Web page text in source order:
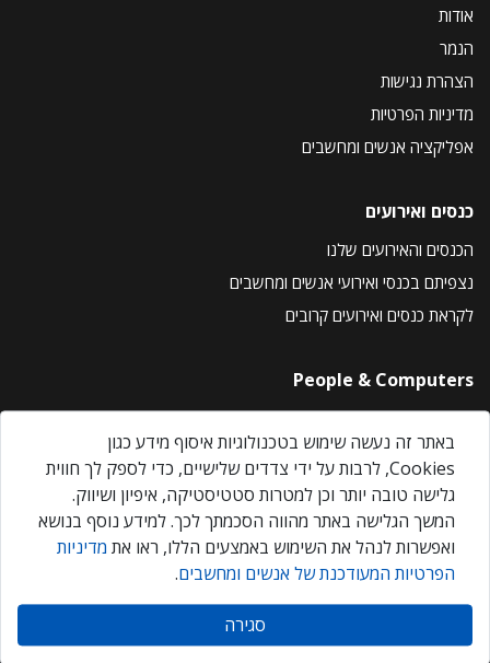
אודות
הנמר
הצהרת נגישות
מדיניות הפרטיות
אפליקציה אנשים ומחשבים
כנסים ואירועים
הכנסים והאירועים שלנו
נצפיתם בכנסי ואירועי אנשים ומחשבים
לקראת כנסים ואירועים קרובים
People & Computers
About Us
Privacy Policy
Contact Us
Our Events
אנשים ומחשבים © 2026 – כל הזכויות שמורות
באתר זה נעשה שימוש בטכנולוגיות איסוף מידע כגון
Cookies, לרבות על ידי צדדים שלישיים, כדי לספק לך חווית
גלישה טובה יותר וכן למטרות סטטיסטיקה, איפיון ושיווק.
המשך הגלישה באתר מהווה הסכמתך לכך. למידע נוסף בנושא
ואפשרות לנהל את השימוש באמצעים הללו, ראו את מדיניות
הפרטיות המעודכנת של אנשים ומחשבים.
סגירה